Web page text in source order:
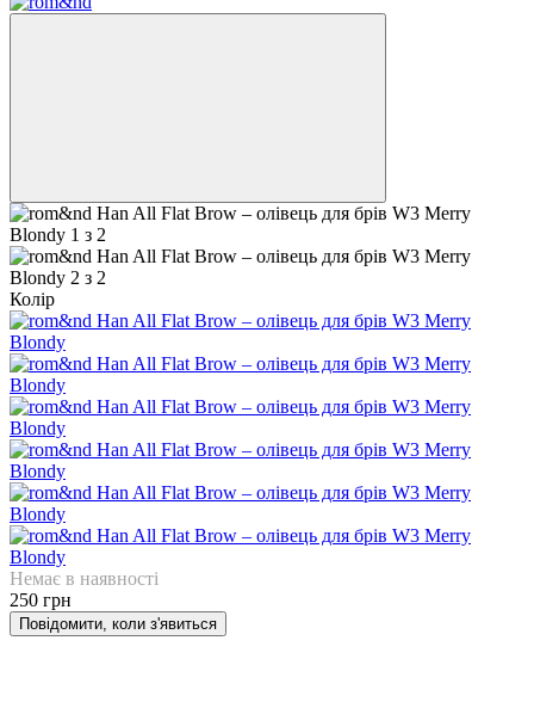
Колір
Немає в наявності
250 грн
Повідомити, коли з'явиться